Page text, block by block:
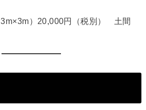
）20,000円（税別） 土間